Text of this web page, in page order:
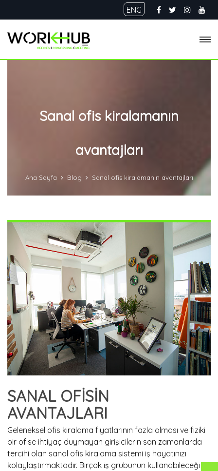
ENG
Sanal ofis kiralamanın
avantajları
Ana Sayfa Blog Sanal ofis kiralamanın avantajları
SANAL OFİSİN
AVANTAJLARI
Geleneksel ofis kiralama fiyatlarının fazla olması ve fiziki
bir ofise ihtiyaç duymayan girişicilerin son zamanlarda
tercihi olan sanal ofis kiralama sistemi iş hayatınızı
kolaylaştırmaktadır. Birçok iş grubunun kullanabileceği